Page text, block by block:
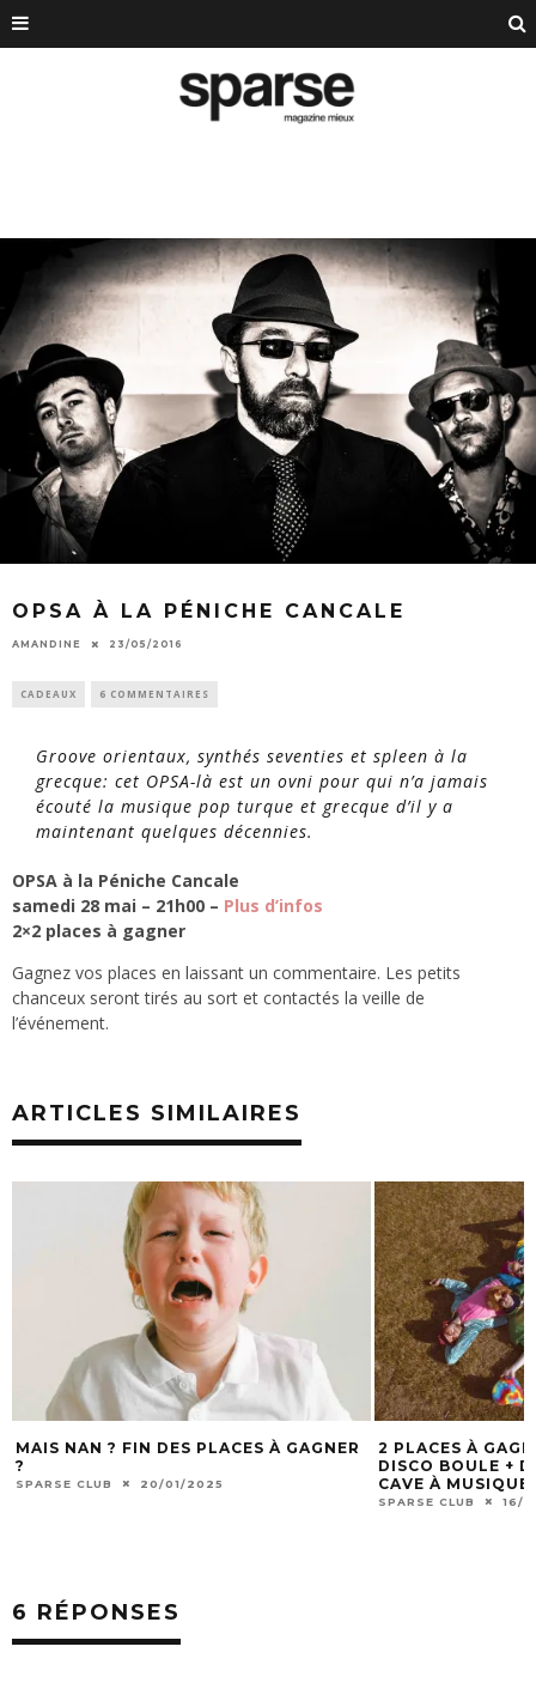
OPSA À LA PÉNICHE CANCALE
AMANDINE 23/05/2016
CADEAUX 6 COMMENTAIRES
Groove orientaux, synthés seventies et spleen à la
grecque: cet OPSA-là est un ovni pour qui n’a jamais
écouté la musique pop turque et grecque d’il y a
maintenant quelques décennies.
OPSA à la Péniche Cancale
samedi 28 mai – 21h00 – Plus d’infos
2×2 places à gagner
Gagnez vos places en laissant un commentaire. Les petits
chanceux seront tirés au sort et contactés la veille de
l’événement.
ARTICLES SIMILAIRES
MAIS NAN ? FIN DES PLACES À GAGNER
?
SPARSE CLUB 20/01/2025
2 PLACES À
DISCO BOULE +
CAVE À
SPARSE CLUB 16/
6 RÉPONSES